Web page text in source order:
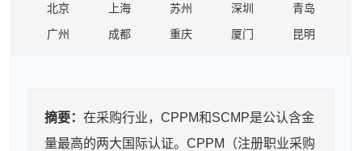
北京 上海 苏州 深圳
青岛
广州
成都 重庆 厦门 昆明
摘要：在采购行业，CPPM和SCMP是公认含金
量最高的两大国际认证。CPPM（注册职业采购